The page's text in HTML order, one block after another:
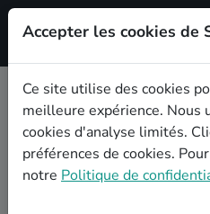
Plus
Accepter les cookies de
Ce site utilise des cookies
meilleure expérience. Nous
cookies d'analyse limités.
préférences de cookies.
notre Politique de